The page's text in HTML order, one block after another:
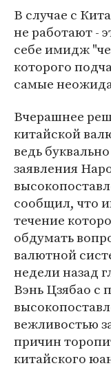
В случае с
не работают -
себе имидж
которого
самые
Вчерашнее
китайской
ведь
заявления
сообщил, что
течение
обдумать
валютной
недели назад
Вэнь Цзябао с
вежливостью
причин
китайского